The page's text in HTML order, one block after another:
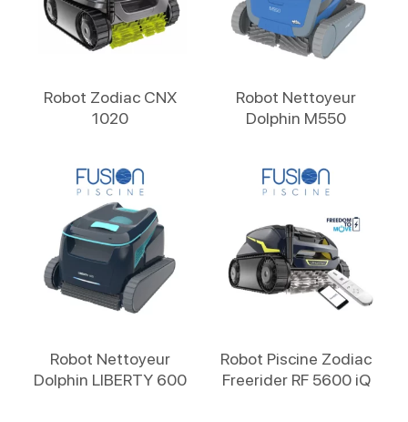
Robot Zodiac CNX
1020
Robot Nettoyeur
Dolphin M550
Robot Nettoyeur
Dolphin LIBERTY 600
Robot Piscine Zodiac
Freerider RF 5600 iQ